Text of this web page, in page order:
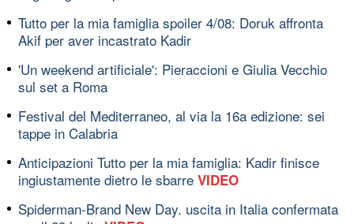
Tutto per la mia famiglia spoiler 4/08: Doruk affronta
Akif per aver incastrato Kadir
'Un weekend artificiale': Pieraccioni e Giulia Vecchio
sul set a Roma
Festival del Mediterraneo, al via la 16a edizione: sei
tappe in Calabria
Anticipazioni Tutto per la mia famiglia: Kadir finisce
ingiustamente dietro le sbarre VIDEO
Spiderman-Brand New Day. uscita in Italia confermata